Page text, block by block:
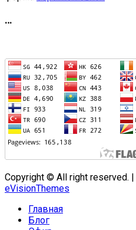
…
Copyright © All right reserved. |
eVisionThemes
Главная
Блог